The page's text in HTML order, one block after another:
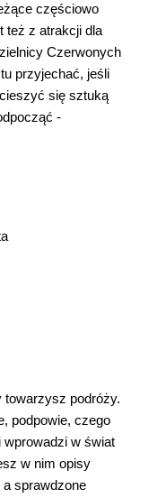
częściowo
też z atrakcji dla
Czerwonych
przyjechać, jeśli
się sztuką
-
towarzysz podróży.
podpowie, czego
wprowadzi w świat
w nim opisy
sprawdzone